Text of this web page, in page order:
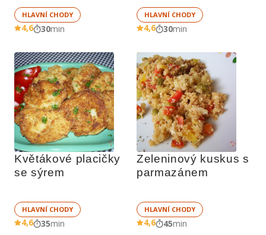
HLAVNÍ CHODY
4,6 30min
HLAVNÍ CHODY
4,6 30min
Květákové placičky
se sýrem
HLAVNÍ CHODY
4,6 35min
Zeleninový kuskus s
parmazánem
HLAVNÍ CHODY
4,6 45min